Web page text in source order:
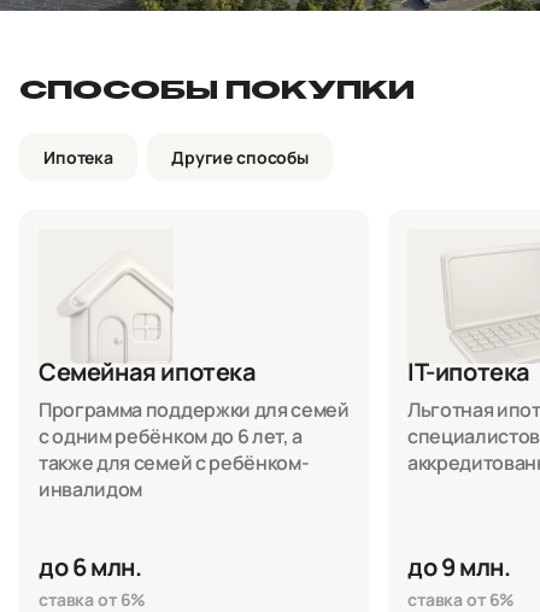
СПОСОБЫ ПОКУПКИ
Ипотека Другие способы
Семейная ипотека
Программа поддержки для семей
с одним ребёнком до 6 лет, а
также для семей с ребёнком-
инвалидом
до 6 млн.
ставка от 6%
IT-ипотека
Льготная
до 9 млн.
ставка от 6%